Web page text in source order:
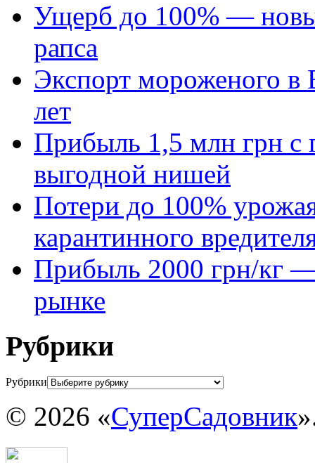
Ущерб до 100% —
рапса
Экспорт мороженого в
лет
Прибыль 1,5 млн грн с
выгодной нишей
Потери до 100%
карантинного
Прибыль 2000 грн/кг —
рынке
Рубрики
Рубрики
© 2026 «СуперСадовник